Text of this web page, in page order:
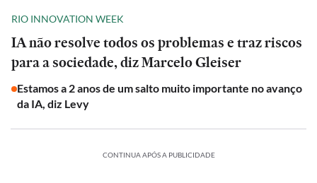
RIO INNOVATION WEEK
IA não resolve todos os problemas e traz riscos
para a sociedade, diz Marcelo Gleiser
Estamos a 2 anos de um salto muito importante no avanço
da IA, diz Levy
CONTINUA APÓS A PUBLICIDADE